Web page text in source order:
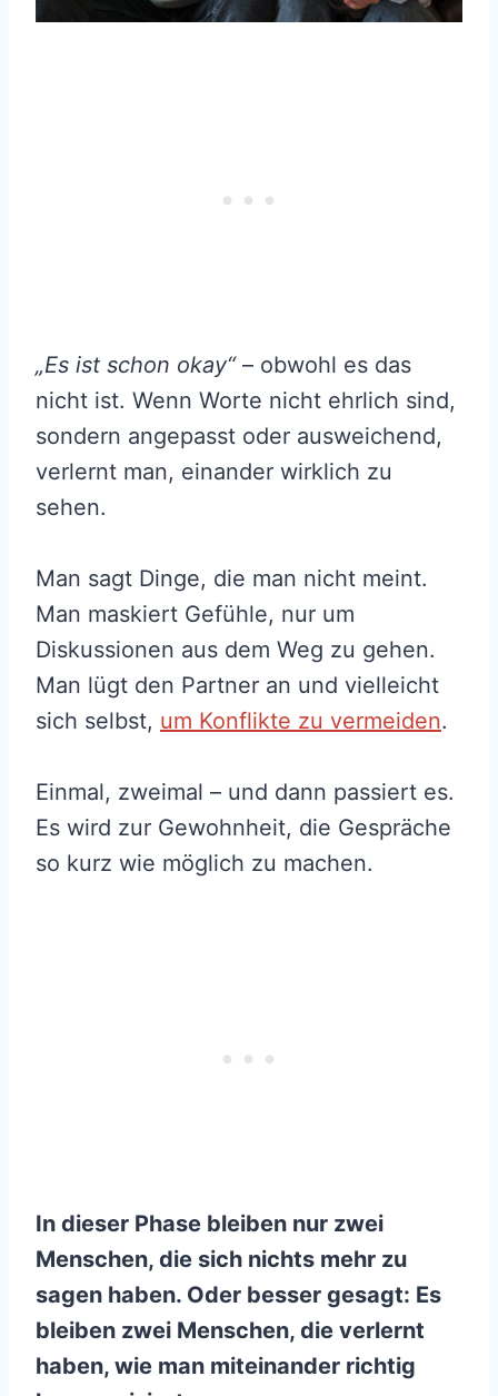
„Es ist schon okay“– obwohl es das
nicht ist. Wenn Worte nicht ehrlich sind,
sondern angepasst oder ausweichend,
verlernt man, einander wirklich zu
sehen.
Man sagt Dinge, die man nicht meint.
Man maskiert Gefühle, nur um
Diskussionen aus dem Weg zu gehen.
Man lügt den Partner an und vielleicht
sich selbst, um Konflikte zu vermeiden.
Einmal, zweimal – und dann passiert es.
Es wird zur Gewohnheit, die Gespräche
so kurz wie möglich zu machen.
In dieser Phase bleiben nur zwei
Menschen, die sich nichts mehr zu
sagen haben. Oder besser gesagt: Es
bleiben zwei Menschen, die verlernt
haben, wie man miteinander richtig